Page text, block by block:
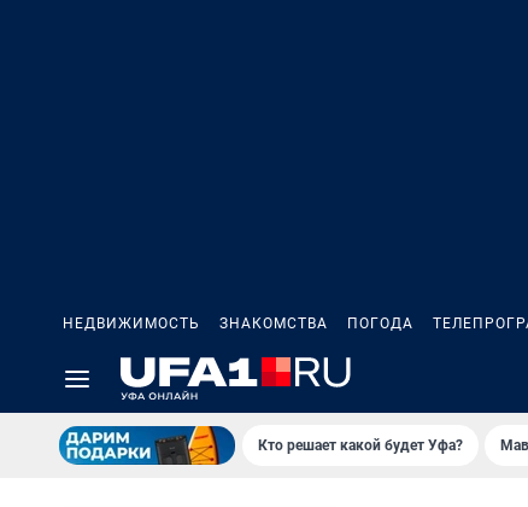
НЕДВИЖИМОСТЬ ЗНАКОМСТВА ПОГОДА
Кто решает какой будет Уфа?